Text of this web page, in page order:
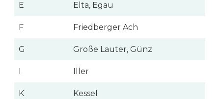
E Elta, Egau
F Friedberger Ach
G Große Lauter, Günz
Iller
K Kessel